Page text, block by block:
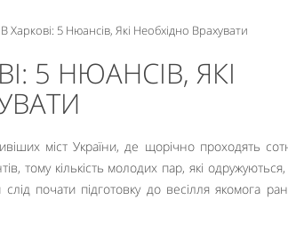
В Харкові: 5 Нюансів, Які Необхідно Врахувати
5 НЮАНСІВ, ЯКІ
міст України, де щорічно проходять
тому кількість молодих пар, які
почати підготовку до весілля якомога